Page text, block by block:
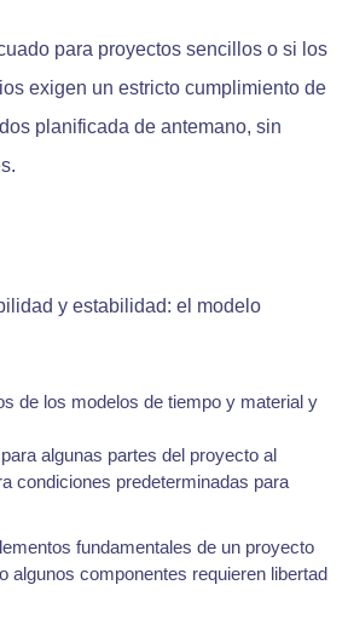
para proyectos sencillos o si los
exigen un estricto cumplimiento de
planificada de antemano, sin
y estabilidad: el modelo
de los modelos de tiempo y material y
algunas partes del proyecto al
condiciones predeterminadas para
fundamentales de un proyecto
algunos componentes requieren libertad